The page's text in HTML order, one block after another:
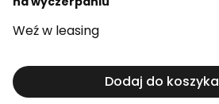
Weź w leasing
Dodaj do koszyka